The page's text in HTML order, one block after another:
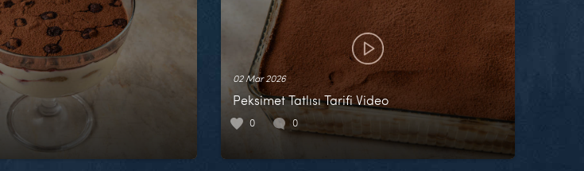
02 Mar 2026
Peksimet Tatlısı Tarifi Video
0 0